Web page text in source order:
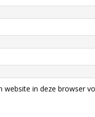
website in deze browser